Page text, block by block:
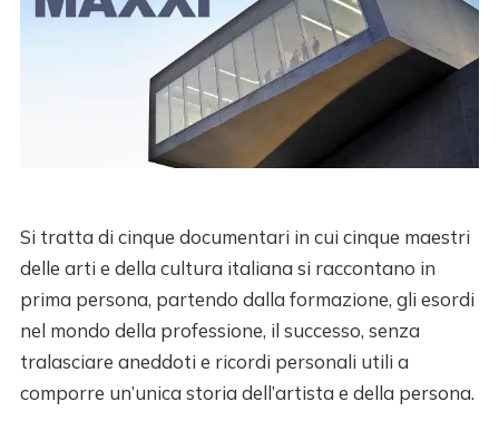
Si tratta di cinque documentari in cui cinque maestri
delle arti e della cultura italiana si raccontano in
prima persona, partendo dalla formazione, gli esordi
nel mondo della professione, il successo, senza
tralasciare aneddoti e ricordi personali utili a
comporre un’unica storia dell’artista e della persona.